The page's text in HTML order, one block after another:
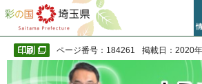
彩の国 埼玉県
ページ番号：184261 掲載日：2020